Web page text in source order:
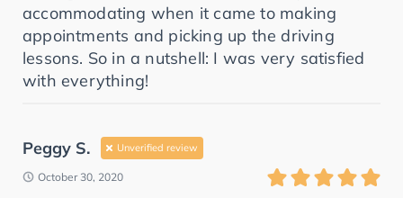
accommodating when it came to making
appointments and picking up the driving
lessons. So in a nutshell: I was very satisfied
with everything!
Peggy S. Unverified review
October 30, 2020